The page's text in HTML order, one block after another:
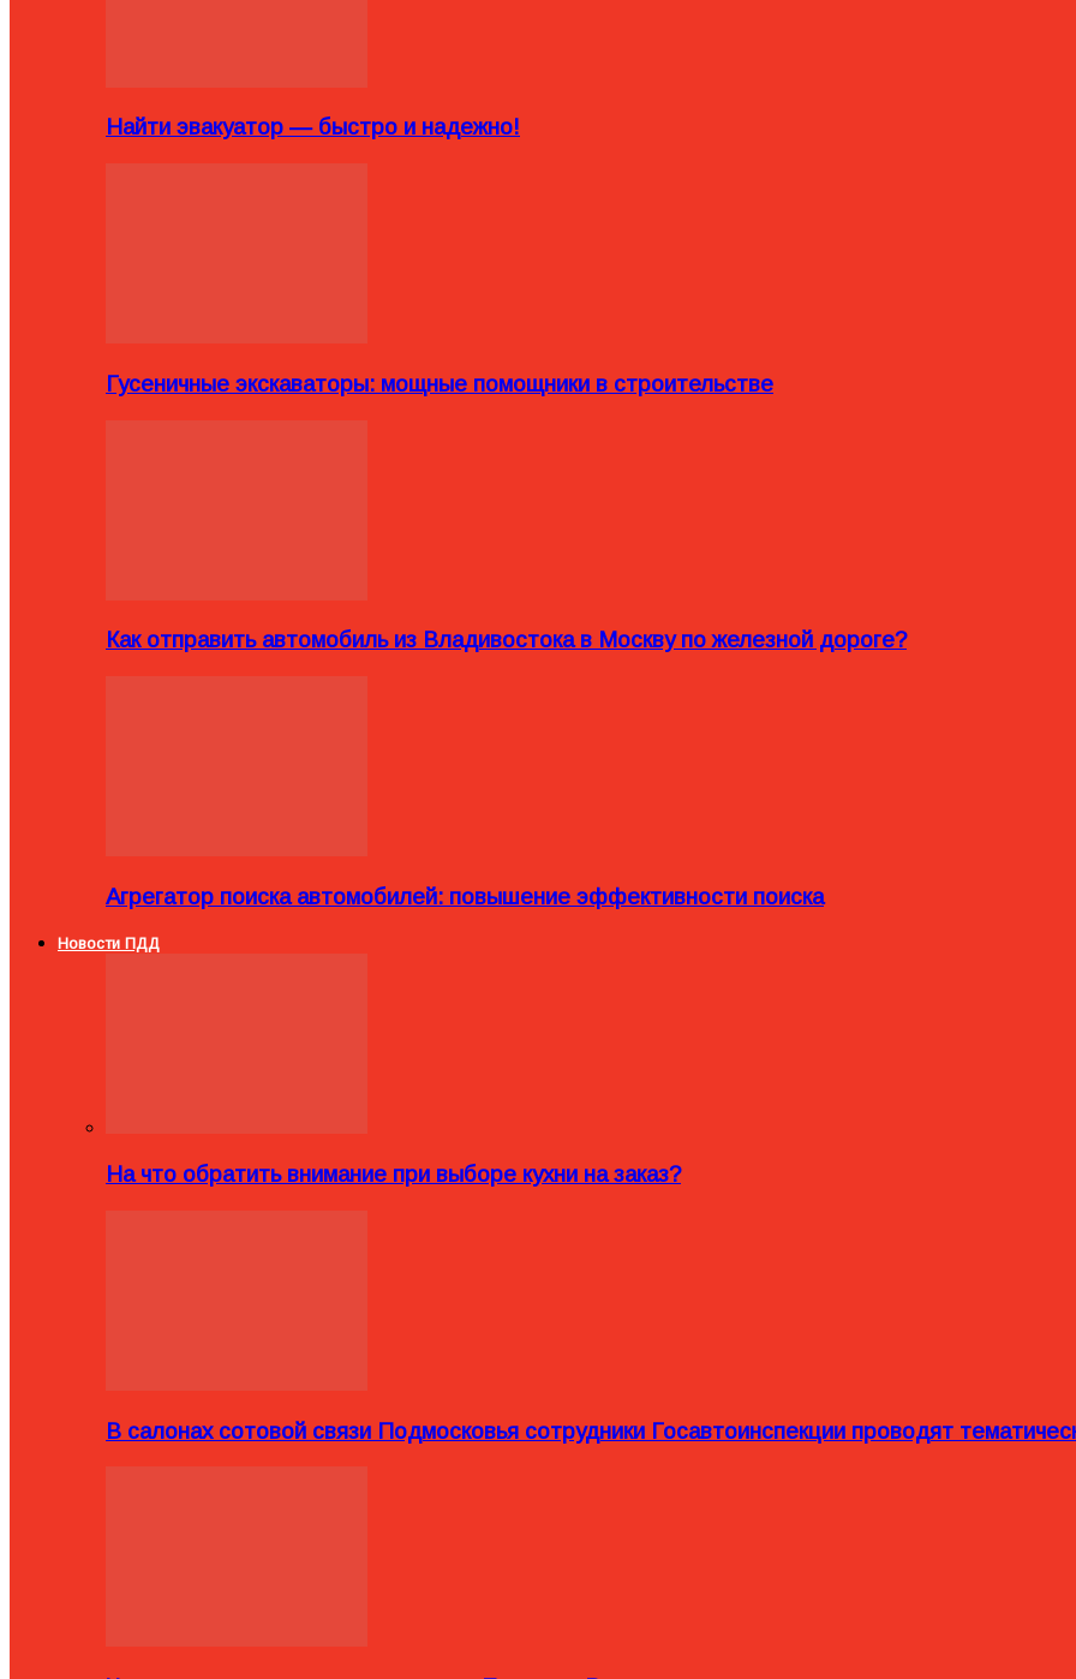
Найти эвакуатор — быстро и надежно!
Гусеничные экскаваторы: мощные помощники в строительстве
Как отправить автомобиль из Владивостока в Москву по железной дороге?
Агрегатор поиска автомобилей: повышение эффективности поиска
Новости ПДД
На что обратить внимание при выборе кухни на заказ?
В салонах сотовой связи Подмосковья сотрудники Госавтоинспекции проводят